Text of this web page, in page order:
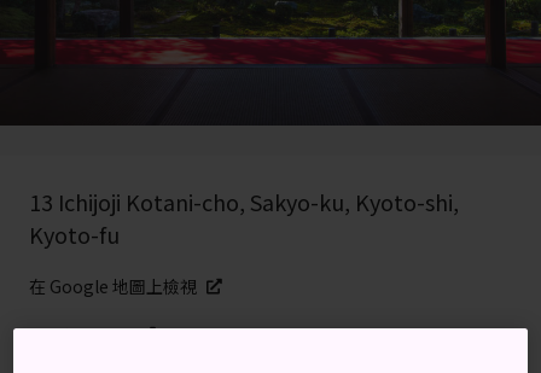
13 Ichijoji Kotani-cho, Sakyo-ku, Kyoto-shi,
Kyoto-fu
在 Google 地圖上檢視
取得轉乘資訊